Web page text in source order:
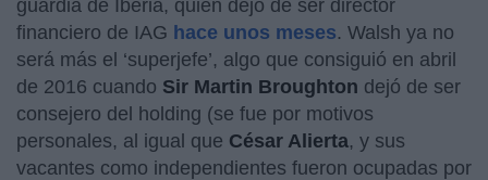
guardia de Iberia, quien dejó de ser director
financiero de IAG hace unos meses. Walsh ya no
será más el ‘superjefe’, algo que consiguió en abril
de 2016 cuando Sir Martin Broughton dejó de ser
consejero del holding (se fue por motivos
personales, al igual que César Alierta, y sus
vacantes como independientes fueron ocupadas por